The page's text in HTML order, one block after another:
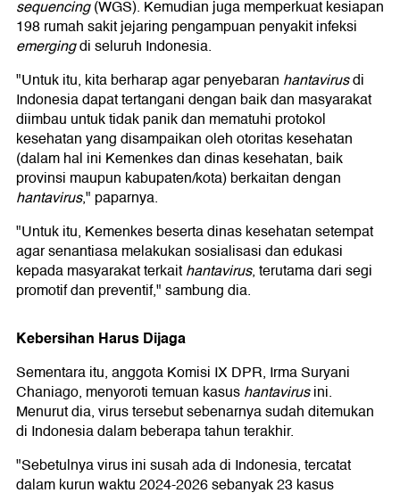
sequencing(WGS). Kemudian juga memperkuat kesiapan
198 rumah sakit jejaring pengampuan penyakit infeksi
emergingdi seluruh Indonesia.
"Untuk itu, kita berharap agar penyebaran hantavirusdi
Indonesia dapat tertangani dengan baik dan masyarakat
diimbau untuk tidak panik dan mematuhi protokol
kesehatan yang disampaikan oleh otoritas kesehatan
(dalam hal ini Kemenkes dan dinas kesehatan, baik
provinsi maupun kabupaten/kota) berkaitan dengan
hantavirus," paparnya.
"Untuk itu, Kemenkes beserta dinas kesehatan setempat
agar senantiasa melakukan sosialisasi dan edukasi
kepada masyarakat terkaithantavirus, terutama dari segi
promotif dan preventif," sambung dia.
Kebersihan Harus Dijaga
Sementara itu, anggota Komisi IX DPR, Irma Suryani
Chaniago, menyoroti temuan kasushantavirusini.
Menurut dia, virus tersebut sebenarnya sudah ditemukan
di Indonesia dalam beberapa tahun terakhir.
"Sebetulnya virus ini susah ada di Indonesia, tercatat
dalam kurun waktu 2024-2026 sebanyak 23 kasus